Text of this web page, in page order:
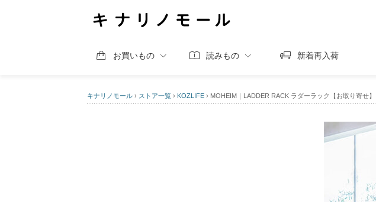
お買いもの 読みもの 新着再入荷
キナリノモール › ストア一覧 › KOZLIFE › MOHEIM｜LADDER RACK ラダーラック【お取り寄せ】